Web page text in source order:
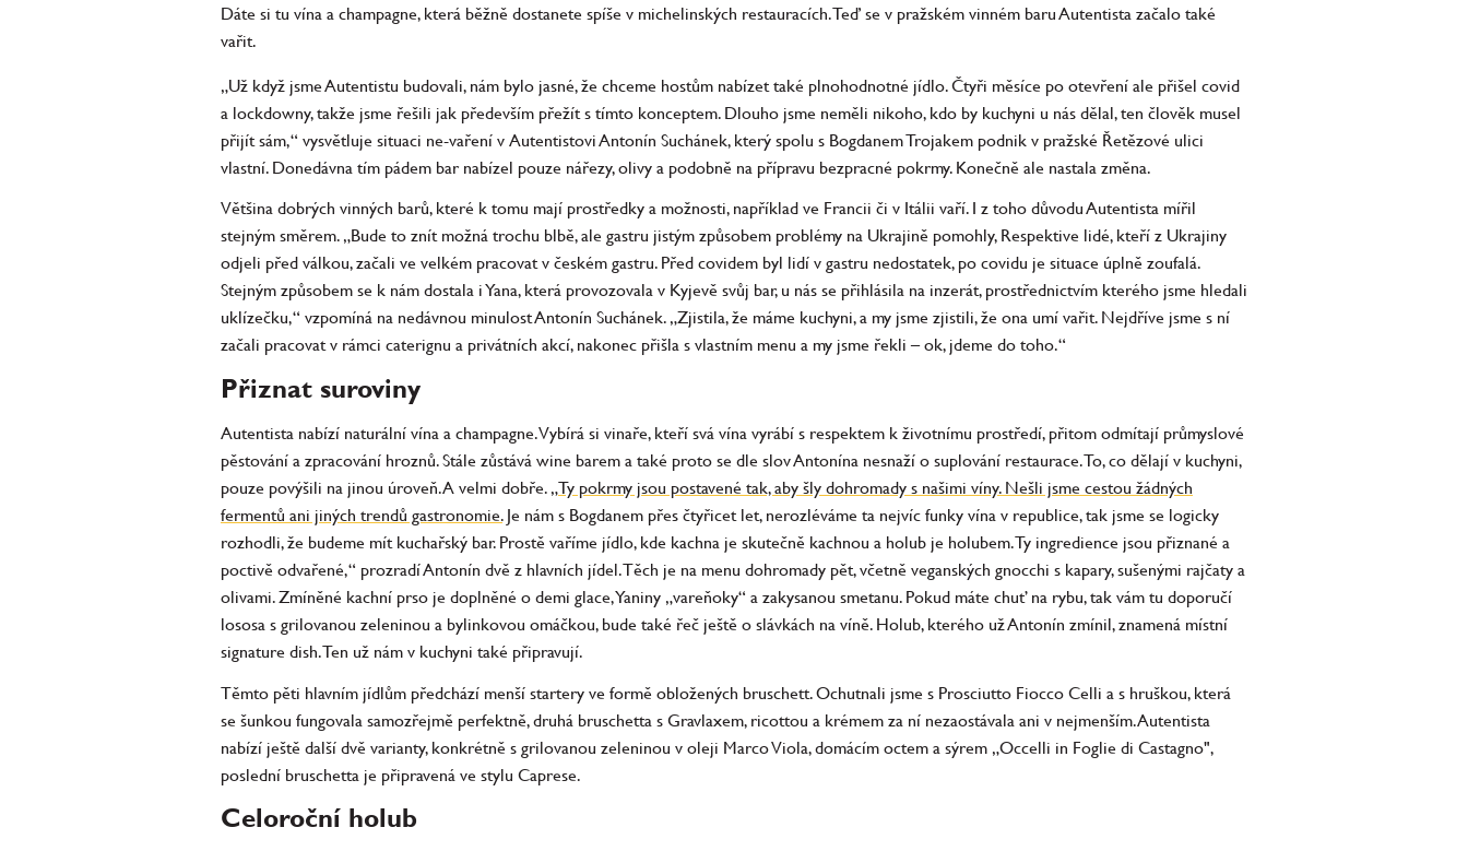
Dáte si tu vína a champagne, která běžně dostanete spíše v michelinských restauracích. Teď se v pražském vinném baru Autentista začalo také
vařit.
„Už když jsme Autentistu budovali, nám bylo jasné, že chceme hostům nabízet také plnohodnotné jídlo. Čtyři měsíce po otevření ale přišel covid
a lockdowny, takže jsme řešili jak především přežít s tímto konceptem. Dlouho jsme neměli nikoho, kdo by kuchyni u nás dělal, ten člověk musel
přijít sám,“ vysvětluje situaci ne-vaření v Autentistovi Antonín Suchánek, který spolu s Bogdanem Trojakem podnik v pražské Řetězové ulici
vlastní. Donedávna tím pádem bar nabízel pouze nářezy, olivy a podobně na přípravu bezpracné pokrmy. Konečně ale nastala změna.
Většina dobrých vinných barů, které k tomu mají prostředky a možnosti, například ve Francii či v Itálii vaří. I z toho důvodu Autentista mířil
stejným směrem. „Bude to znít možná trochu blbě, ale gastru jistým způsobem problémy na Ukrajině pomohly, Respektive lidé, kteří z Ukrajiny
odjeli před válkou, začali ve velkém pracovat v českém gastru. Před covidem byl lidí v gastru nedostatek, po covidu je situace úplně zoufalá.
Stejným způsobem se k nám dostala i Yana, která provozovala v Kyjevě svůj bar, u nás se přihlásila na inzerát, prostřednictvím kterého jsme hledali
uklízečku,“ vzpomíná na nedávnou minulost Antonín Suchánek. „Zjistila, že máme kuchyni, a my jsme zjistili, že ona umí vařit. Nejdříve jsme s ní
začali pracovat v rámci caterignu a privátních akcí, nakonec přišla s vlastním menu a my jsme řekli – ok, jdeme do toho.“
Přiznat suroviny
Autentista nabízí naturální vína a champagne. Vybírá si vinaře, kteří svá vína vyrábí s respektem k životnímu prostředí, přitom odmítají průmyslové
pěstování a zpracování hroznů. Stále zůstává wine barem a také proto se dle slov Antonína nesnaží o suplování restaurace. To, co dělají v kuchyni,
pouze povýšili na jinou úroveň. A velmi dobře. „Ty pokrmy jsou postavené tak, aby šly dohromady s našimi víny. Nešli jsme cestou žádných
fermentů ani jiných trendů gastronomie.Je nám s Bogdanem přes čtyřicet let, nerozléváme ta nejvíc funky vína v republice, tak jsme se logicky
rozhodli, že budeme mít kuchařský bar. Prostě vaříme jídlo, kde kachna je skutečně kachnou a holub je holubem. Ty ingredience jsou přiznané a
poctivě odvařené,“ prozradí Antonín dvě z hlavních jídel. Těch je na menu dohromady pět, včetně veganských gnocchi s kapary, sušenými rajčaty a
olivami. Zmíněné kachní prso je doplněné o demi glace, Yaniny „vareňoky“ a zakysanou smetanu. Pokud máte chuť na rybu, tak vám tu doporučí
lososa s grilovanou zeleninou a bylinkovou omáčkou, bude také řeč ještě o slávkách na víně. Holub, kterého už Antonín zmínil, znamená místní
signature dish. Ten už nám v kuchyni také připravují.
Těmto pěti hlavním jídlům předchází menší startery ve formě obložených bruschett. Ochutnali jsme s Prosciutto Fiocco Celli a s hruškou, která
se šunkou fungovala samozřejmě perfektně, druhá bruschetta s Gravlaxem, ricottou a krémem za ní nezaostávala ani v nejmenším. Autentista
nabízí ještě další dvě varianty, konkrétně s grilovanou zeleninou v oleji Marco Viola, domácím octem a sýrem „Occelli in Foglie di Castagno",
poslední bruschetta je připravená ve stylu Caprese.
Celoroční holub